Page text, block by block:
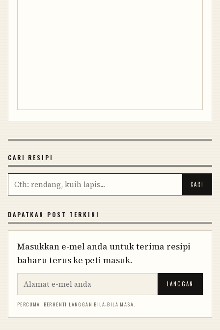
CARI RESIPI
DAPATKAN POST TERKINI
Masukkan e-mel anda untuk terima resipi
baharu terus ke peti masuk.
LANGGAN
PERCUMA. BERHENTI LANGGAN BILA-BILA MASA.